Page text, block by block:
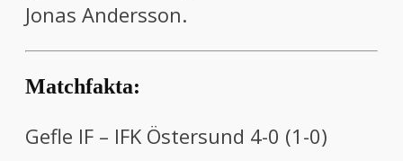
Jonas Andersson.
Matchfakta:
Gefle IF – IFK Östersund 4-0 (1-0)